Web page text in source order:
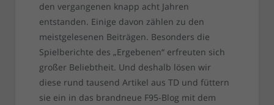
den vergangenen knapp acht Jahren
entstanden. Einige davon zählen zu den
meistgelesenen Beiträgen. Besonders die
Spielberichte des „Ergebenen“ erfreuten sich
großer Beliebtheit. Und deshalb lösen wir
diese rund tausend Artikel aus TD und füttern
sie ein in das brandneue F95-Blog mit dem